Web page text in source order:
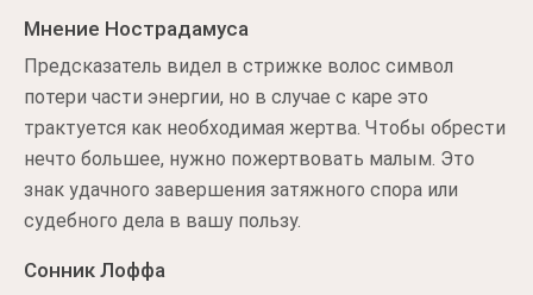
Мнение Нострадамуса
Предсказатель видел в стрижке волос символ
потери части энергии, но в случае с каре это
трактуется как необходимая жертва. Чтобы обрести
нечто большее, нужно пожертвовать малым. Это
знак удачного завершения затяжного спора или
судебного дела в вашу пользу.
Сонник Лоффа